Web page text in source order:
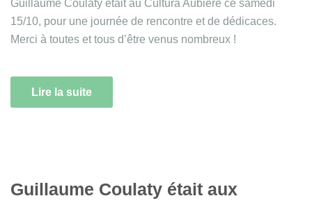
Guillaume Coulaty était au Cultura Aubière ce samedi
15/10, pour une journée de rencontre et de dédicaces.
Merci à toutes et tous d’être venus nombreux !
Lire la suite
Guillaume Coulaty était aux